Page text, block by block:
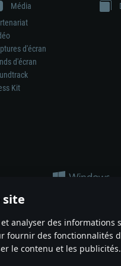
site
analyser des informations
fournir des fonctionnalités
le contenu et les publicités.
Média
d'écran
d'écran
Kit
réel dans ce jeu ne signifie
logos and brand names are